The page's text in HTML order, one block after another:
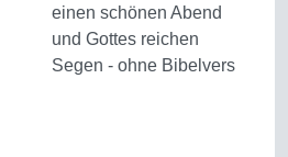
einen schönen Abend
und Gottes reichen
Segen - ohne Bibelvers